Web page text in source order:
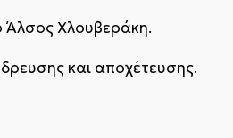
Άλσος Χλουβεράκη.
και αποχέτευσης.